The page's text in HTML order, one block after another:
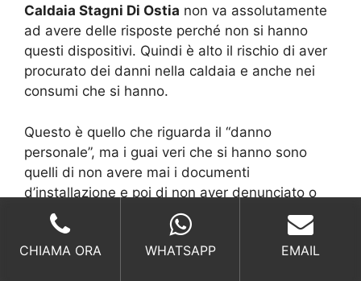
Caldaia Stagni Di Ostia non va assolutamente
ad avere delle risposte perché non si hanno
questi dispositivi. Quindi è alto il rischio di aver
procurato dei danni nella caldaia e anche nei
consumi che si hanno.
Questo è quello che riguarda il “danno
personale”, ma i guai veri che si hanno sono
quelli di non avere mai i documenti
d’installazione e poi di non aver denunciato o
dichiarato l’impianto di riscaldamento, ecco che
allora la situazione si complica, nel senso che
siete a rischio di eventuali controlli, denunce e
CHIAMA ORA WHATSAPP EMAIL